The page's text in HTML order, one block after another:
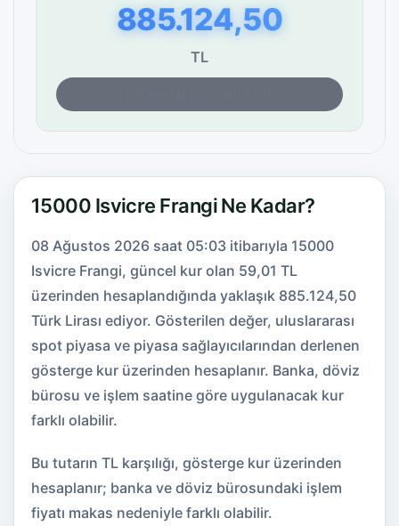
885.124,50
TL
15000 Isvicre Frangi Ne Kadar?
08 Ağustos 2026 saat 05:03 itibarıyla 15000
Isvicre Frangi, güncel kur olan 59,01 TL
üzerinden hesaplandığında yaklaşık 885.124,50
Türk Lirası ediyor. Gösterilen değer, uluslararası
spot piyasa ve piyasa sağlayıcılarından derlenen
gösterge kur üzerinden hesaplanır. Banka, döviz
bürosu ve işlem saatine göre uygulanacak kur
farklı olabilir.
Bu tutarın TL karşılığı, gösterge kur üzerinden
hesaplanır; banka ve döviz bürosundaki işlem
fiyatı makas nedeniyle farklı olabilir.